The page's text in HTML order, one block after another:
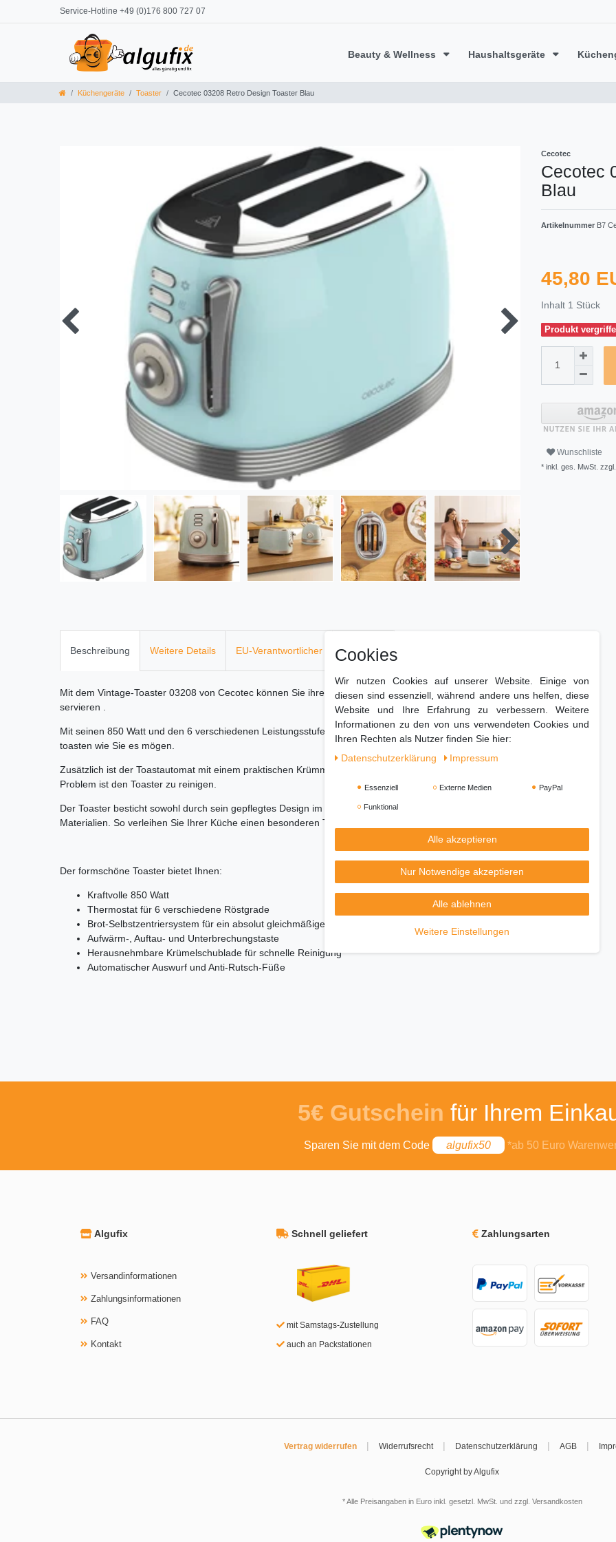
Service-Hotline +49 (0)176 800 727 07
Beauty & Wellness Haushaltsgeräte
Küchengeräte Toaster Cecotec 03208 Retro Design Toaster Blau
Cecotec
Cecotec
Blau
Artikelnummer B7
45,80
Inhalt 1 Stück
Produkt
Wunschliste
* inkl. ges. MwSt. zzgl.
Beschreibung Weitere Details EU-Verantwortlicher Hersteller
Mit dem Vintage-Toaster 03208 von Cecotec können Sie ihrer Familie jeden Morgen den perfekten Toast
servieren .
Mit seinen 850 Watt und den 6 verschiedenen Leistungsstufen können Sie sich Ihren Toast genau so
toasten wie Sie es mögen.
Zusätzlich ist der Toastautomat mit einem praktischen Krümmelfach ausgestattet wodruch es für sie kein
Problem ist den Toaster zu reinigen.
Der Toaster besticht sowohl durch sein gepflegtes Design im Vintage-Stil, als auch durch die Qualität der
Materialien. So verleihen Sie Ihrer Küche einen besonderen Touch.
Der formschöne Toaster bietet Ihnen:
Kraftvolle 850 Watt
Thermostat für 6 verschiedene Röstgrade
Brot-Selbstzentriersystem für ein absolut gleichmäßiges Toasten auf beiden Seiten
Aufwärm-, Auftau- und Unterbrechungstaste
Herausnehmbare Krümelschublade für schnelle Reinigung
Automatischer Auswurf und Anti-Rutsch-Füße
5€ Gutschein für Ihrem
Sparen Sie mit dem Code algufix50 *ab 50 Euro
Algufix
Versandinformationen
Zahlungsinformationen
FAQ
Kontakt
Schnell geliefert
mit Samstags-Zustellung
auch an Packstationen
Zahlungsarten
Vertrag widerrufen | Widerrufsrecht | Datenschutzerklärung | AGB |
Copyright by Algufix
* Alle Preisangaben in Euro inkl. gesetzl. MwSt. und zzgl. Versandkosten
Cookies
Wir nutzen Cookies auf unserer Website. Einige von
diesen sind essenziell, während andere uns helfen, diese
Website und Ihre Erfahrung zu verbessern. Weitere
Informationen zu den von uns verwendeten Cookies und
Ihren Rechten als Nutzer finden Sie hier:
Daten­schutz­erklärung
Impressum
Essenziell Externe Medien PayPal
Funktional
Alle akzeptieren
Nur Notwendige akzeptieren
Alle ablehnen
Weitere Einstellungen